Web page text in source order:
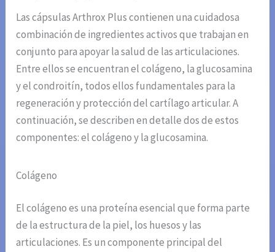
Las cápsulas Arthrox Plus contienen una cuidadosa
combinación de ingredientes activos que trabajan en
conjunto para apoyar la salud de las articulaciones.
Entre ellos se encuentran el colágeno, la glucosamina
y el condroitín, todos ellos fundamentales para la
regeneración y protección del cartílago articular. A
continuación, se describen en detalle dos de estos
componentes: el colágeno y la glucosamina.
Colágeno
El colágeno es una proteína esencial que forma parte
de la estructura de la piel, los huesos y las
articulaciones. Es un componente principal del